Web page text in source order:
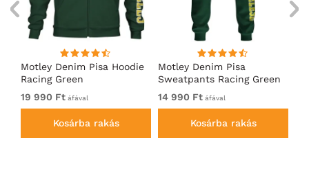
Motley Denim Pisa Hoodie
Racing Green
19 990 Ft áfával
Kosárba rakás
Motley Denim Pisa
Sweatpants Racing Green
14 990 Ft áfával
Kosárba rakás